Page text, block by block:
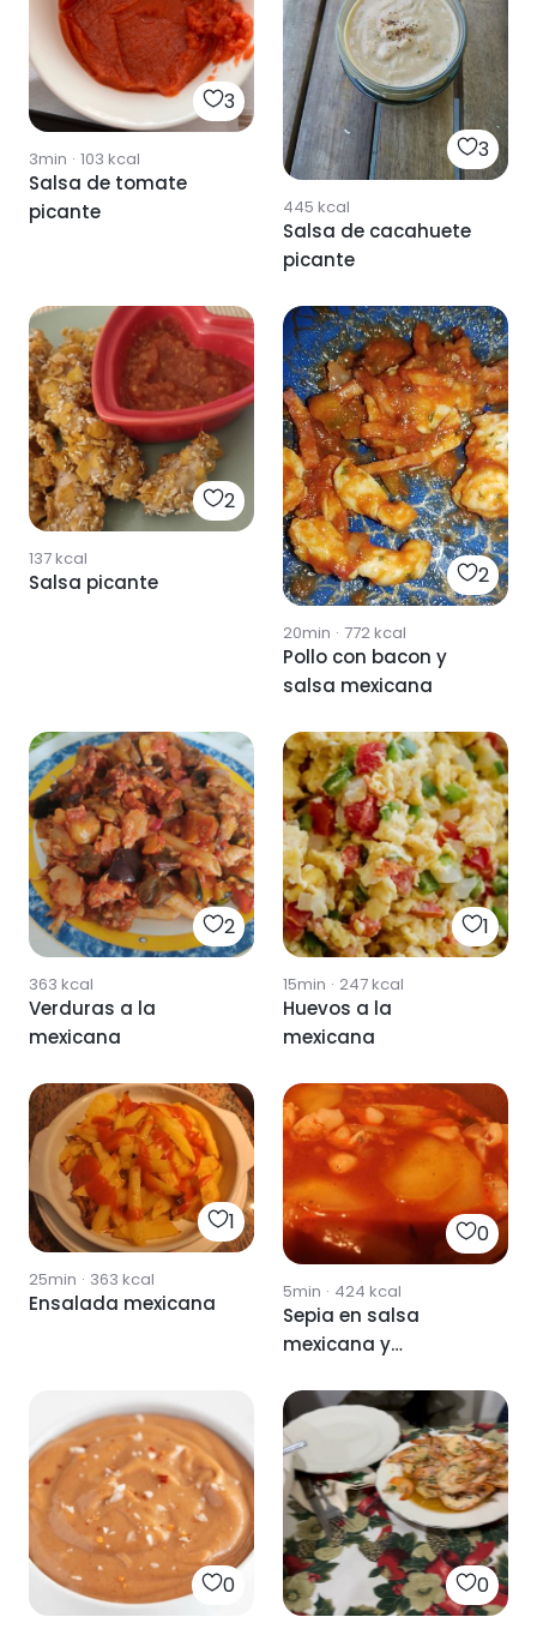
3
3min · 103 kcal
Salsa de tomate
picante
3
445 kcal
Salsa de cacahuete
picante
2
137kcal
Salsa picante 2
20min · 772kcal
Pollo con bacon y
salsa mexicana
2
363 kcal
Verduras a la
mexicana
1
15min · 247kcal
Huevos a la
mexicana
1
25min · 363 kcal
Ensalada mexicana
0
5min · 424 kcal
Sepia en salsa
mexicana y
0 0